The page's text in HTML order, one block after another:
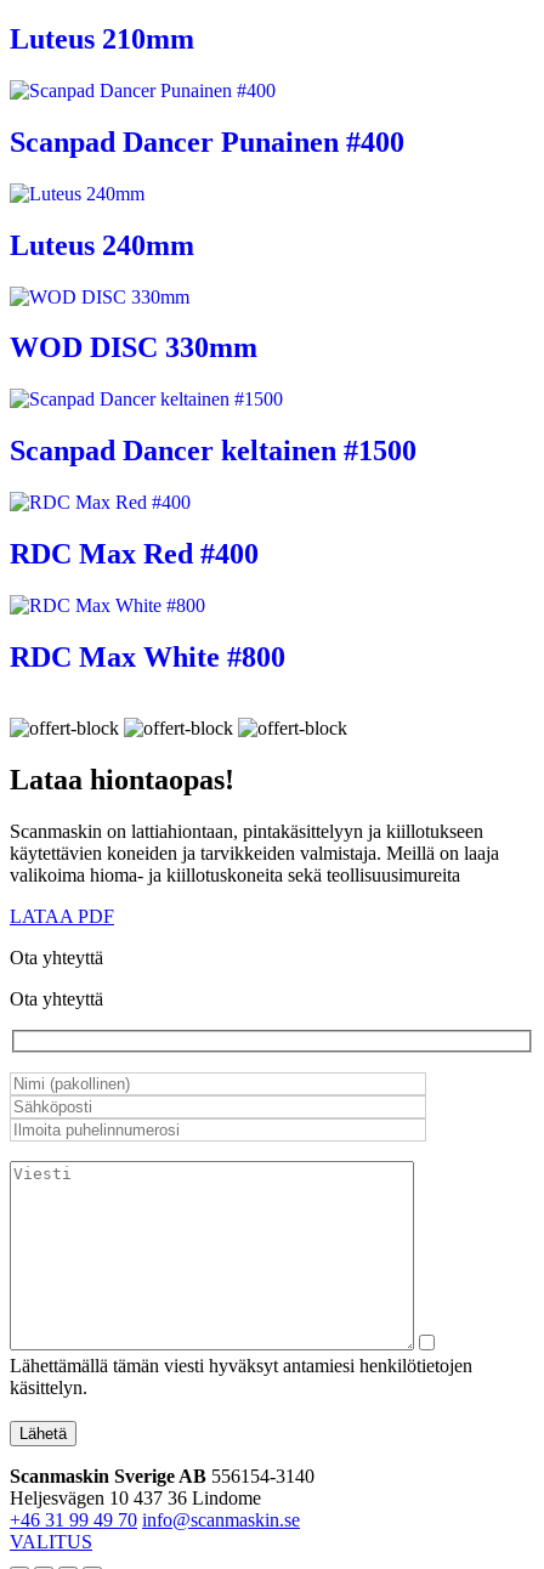
Luteus 210mm
Scanpad Dancer Punainen #400
Luteus 240mm
WOD DISC 330mm
Scanpad Dancer keltainen #1500
RDC Max Red #400
RDC Max White #800
Lataa hiontaopas!
Scanmaskin on lattiahiontaan, pintakäsittelyyn ja kiillotukseen
käytettävien koneiden ja tarvikkeiden valmistaja. Meillä on laaja
valikoima hioma- ja kiillotuskoneita sekä teollisuusimureita
LATAA PDF
Ota yhteyttä
Ota yhteyttä
Lähettämällä tämän viesti hyväksyt antamiesi henkilötietojen
käsittelyn.
Lähetä
Scanmaskin Sverige AB 556154-3140
Heljesvägen 10 437 36 Lindome
+46 31 99 49 70 info@scanmaskin.se
VALITUS